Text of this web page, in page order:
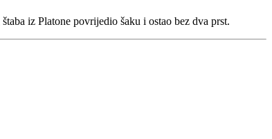
iz Platone povrijedio šaku i ostao bez dva prst.